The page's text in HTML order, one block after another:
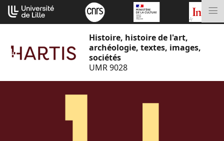
Aller
au
contenu
Histoire, histoire de l'art,
archéologie, textes, images,
sociétés
UMR 9028
Cookies management panel